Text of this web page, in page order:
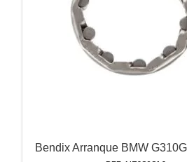
Bendix Arranque BMW